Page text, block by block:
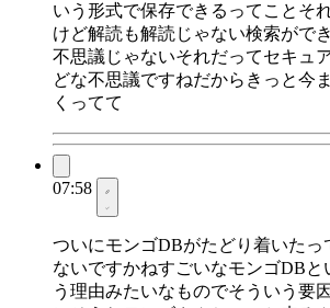
いう形式で保存できるってことそ
けど解読も解読じゃない検索がで
不思議じゃないそれだってセキュ
どな不思議ですねだからきっと今
くってて
07:58
ついにモンゴDBがたどり着いたっ
ないですかねすごいなモンゴDBと
う理由みたいなものでそういう要